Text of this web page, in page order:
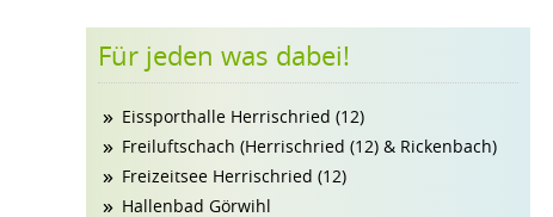
Für jeden was dabei!
Eissporthalle Herrischried (12)
Freiluftschach (Herrischried (12) & Rickenbach)
Freizeitsee Herrischried (12)
Hallenbad Görwihl